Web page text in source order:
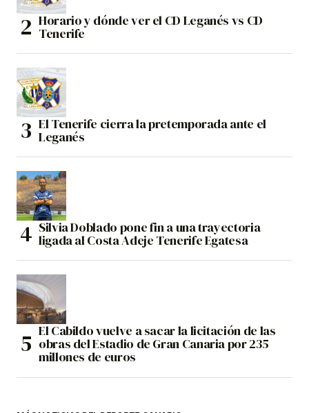
Horario y dónde ver el CD Leganés vs CD
Tenerife
El Tenerife cierra la pretemporada ante el
Leganés
Silvia Doblado pone fin a una trayectoria
ligada al Costa Adeje Tenerife Egatesa
El Cabildo vuelve a sacar la licitación de las
obras del Estadio de Gran Canaria por 235
millones de euros